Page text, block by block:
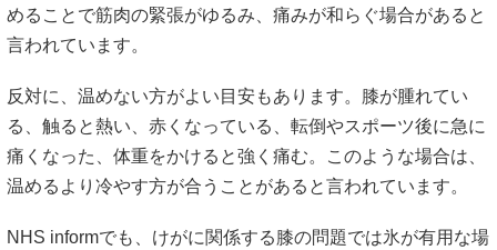
めることで筋肉の緊張がゆるみ、痛みが和らぐ場合があると
言われています。
反対に、温めない方がよい目安もあります。膝が腫れてい
る、触ると熱い、赤くなっている、転倒やスポーツ後に急に
痛くなった、体重をかけると強く痛む。このような場合は、
温めるより冷やす方が合うことがあると言われています。
NHS informでも、けがに関係する膝の問題では氷が有用な場